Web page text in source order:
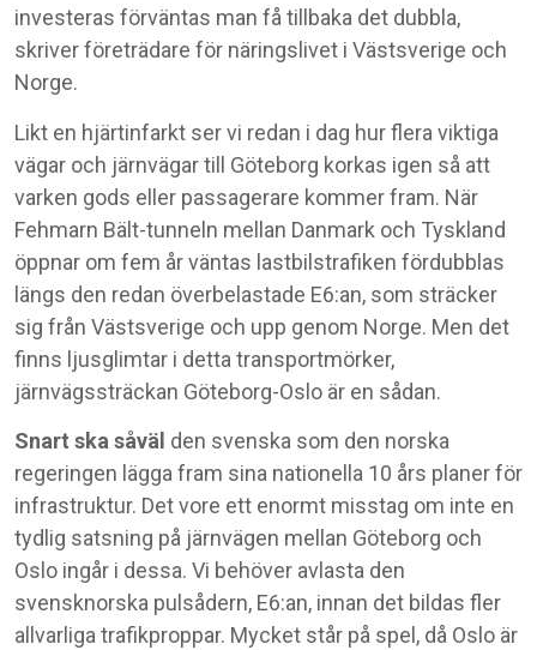
investeras förväntas man få tillbaka det dubbla,
skriver företrädare för näringslivet i Västsverige och
Norge.
Likt en hjärtinfarkt ser vi redan i dag hur flera viktiga
vägar och järnvägar till Göteborg korkas igen så att
varken gods eller passagerare kommer fram. När
Fehmarn Bält-tunneln mellan Danmark och Tyskland
öppnar om fem år väntas lastbilstrafiken fördubblas
längs den redan överbelastade E6:an, som sträcker
sig från Västsverige och upp genom Norge. Men det
finns ljusglimtar i detta transportmörker,
järnvägssträckan Göteborg-Oslo är en sådan.
Snart ska såväl den svenska som den norska
regeringen lägga fram sina nationella 10 års planer för
infrastruktur. Det vore ett enormt misstag om inte en
tydlig satsning på järnvägen mellan Göteborg och
Oslo ingår i dessa. Vi behöver avlasta den
svensknorska pulsådern, E6:an, innan det bildas fler
allvarliga trafikproppar. Mycket står på spel, då Oslo är